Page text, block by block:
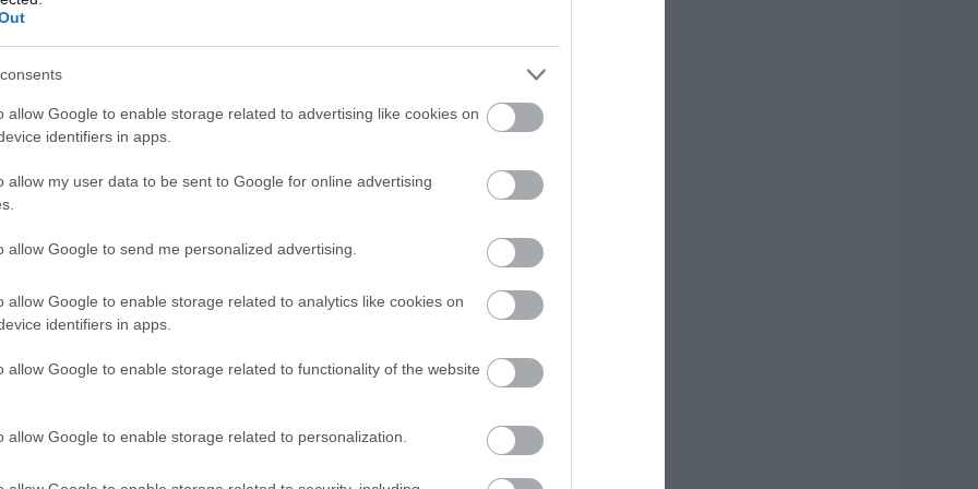
allow Google to enable storage related to advertising like cookies on
identifiers in apps.
allow my user data to be sent to Google for online advertising
allow Google to send me personalized advertising.
allow Google to enable storage related to analytics like cookies on
identifiers in apps.
allow Google to enable storage related to functionality of the website
allow Google to enable storage related to personalization.
News
Εύβοια
για τηνΕλλάδακαι τονΚόσμοστο
ΕΥΒΟΙΑ ΕΚΠΑΙΔΕΥΤΙΚΟΣ
μέσα σε μαγευτικό
δάσος
06.08.2026 | 15:45
Ποιοι πληρώνονται
έως και αύριο
Συναγερμός στη
έπεσε από την
Υψηλή Γέφυρα